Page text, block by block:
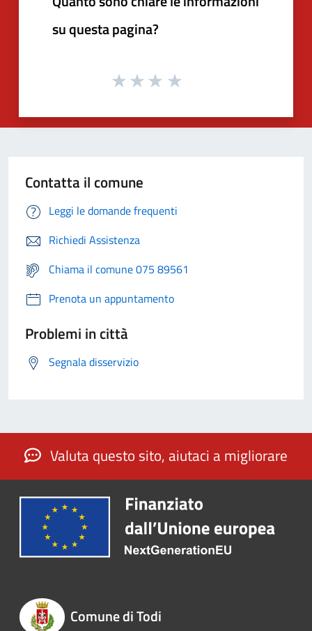
su questa pagina?
Contatta il comune
Leggi le domande frequenti
Richiedi Assistenza
Chiama il comune 075 89561
Prenota un appuntamento
Problemi in città
Segnala disservizio
Valuta questo sito, aiutaci a migliorare
Comune di Todi